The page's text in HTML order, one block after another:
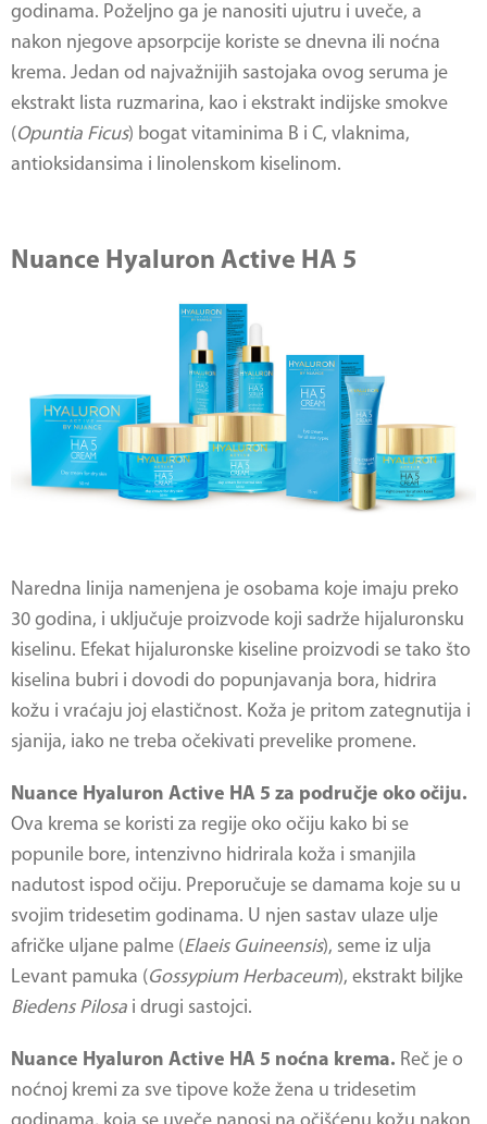
godinama. Poželjno ga je nanositi ujutru i uveče, a
nakon njegove apsorpcije koriste se dnevna ili noćna
krema. Jedan od najvažnijih sastojaka ovog seruma je
ekstrakt lista ruzmarina, kao i ekstrakt indijske smokve
(Opuntia Ficus) bogat vitaminima B i C, vlaknima,
antioksidansima i linolenskom kiselinom.
Nuance Hyaluron Active HA 5
Naredna linija namenjena je osobama koje imaju preko
30 godina, i uključuje proizvode koji sadrže hijaluronsku
kiselinu. Efekat hijaluronske kiseline proizvodi se tako što
kiselina bubri i dovodi do popunjavanja bora, hidrira
kožu i vraćaju joj elastičnost. Koža je pritom zategnutija i
sjanija, iako ne treba očekivati prevelike promene.
Nuance Hyaluron Active HA 5 za područje oko očiju.
Ova krema se koristi za regije oko očiju kako bi se
popunile bore, intenzivno hidrirala koža i smanjila
nadutost ispod očiju. Preporučuje se damama koje su u
svojim tridesetim godinama. U njen sastav ulaze ulje
afričke uljane palme (Elaeis Guineensis), seme iz ulja
Levant pamuka (Gossypium Herbaceum), ekstrakt biljke
Biedens Pilosa i drugi sastojci.
Nuance Hyaluron Active HA 5 noćna krema. Reč je o
noćnoj kremi za sve tipove kože žena u tridesetim